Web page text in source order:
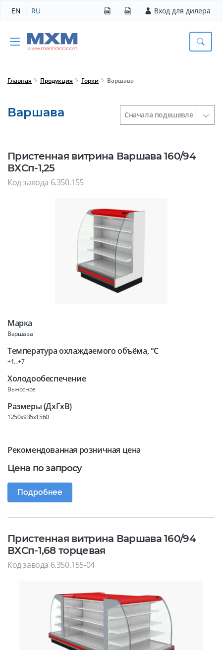
EN RU Вход для дилера
Главная Продукция Горки Варшава
Варшава
Пристенная витрина Варшава 160/94
ВХСп-1,25
Код завода 6.350.155
Марка
Варшава
Температура охлаждаемого объёма, °C
+1...+7
Холодообеспечение
Выносное
Размеры (ДхГхВ)
1250x935x1560
Рекомендованная розничная цена
Цена по запросу
Подробнее
Пристенная витрина Варшава 160/94
ВХСп-1,68 торцевая
Код завода 6.350.155-04